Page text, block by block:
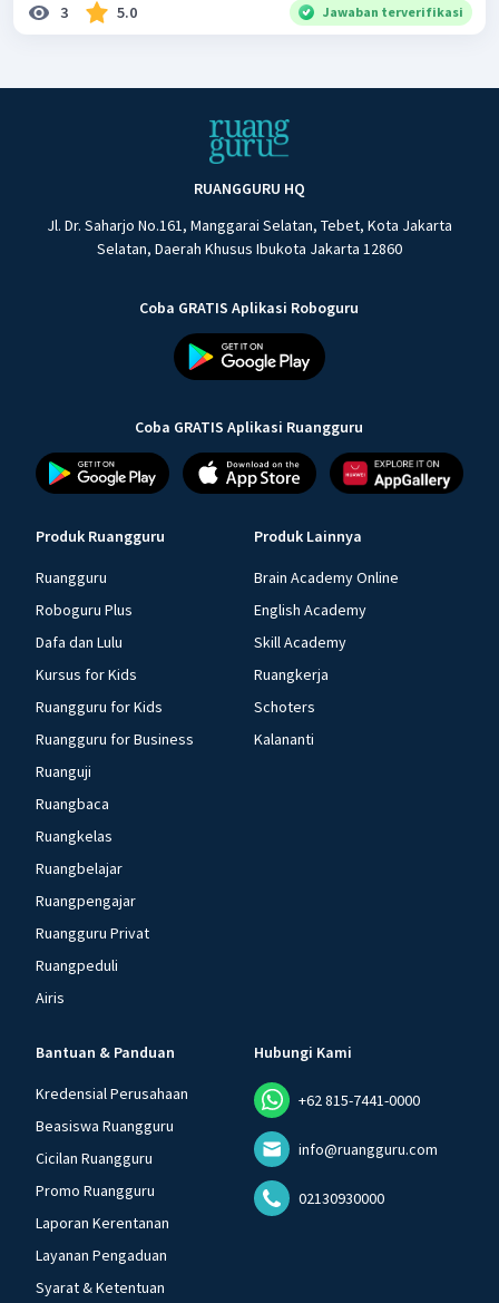
3 5.0 Jawaban terverifikasi
RUANGGURU HQ
Jl. Dr. Saharjo No.161, Manggarai Selatan, Tebet, Kota Jakarta
Selatan, Daerah Khusus Ibukota Jakarta 12860
Coba GRATIS Aplikasi Roboguru
Coba GRATIS Aplikasi Ruangguru
Produk Ruangguru
Ruangguru
Roboguru Plus
Dafa dan Lulu
Kursus for Kids
Ruangguru for Kids
Ruangguru for Business
Ruanguji
Ruangbaca
Ruangkelas
Ruangbelajar
Ruangpengajar
Ruangguru Privat
Ruangpeduli
Airis
Produk Lainnya
Brain Academy Online
English Academy
Skill Academy
Ruangkerja
Schoters
Kalananti
Bantuan & Panduan
Kredensial Perusahaan
Beasiswa Ruangguru
Cicilan Ruangguru
Promo Ruangguru
Laporan Kerentanan
Layanan Pengaduan
Syarat & Ketentuan
Hubungi Kami
+62 815-7441-0000
info@ruangguru.com
02130930000